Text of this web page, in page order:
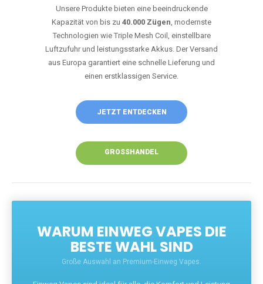
Unsere Produkte bieten eine beeindruckende
Kapazität von bis zu 40.000 Zügen, modernste
Technologien wie Triple Mesh Coil, einstellbare
Luftzufuhr und leistungsstarke Akkus. Der Versand
aus Europa garantiert eine schnelle Lieferung und
einen erstklassigen Service.
JETZT ENTDECKEN
GROSSHANDEL
WARUM EINWEG VAPES DIE
BESTE WAHL SIND
Große Auswahl an Premium-Einweg Vapes.